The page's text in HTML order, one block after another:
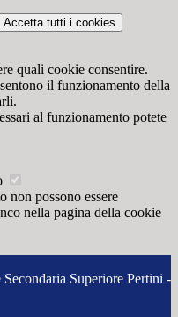
Accetta tutti i cookies
quali cookie consentire.
il funzionamento della
al funzionamento potete
non possono essere
nella pagina della cookie
Superiore Pertini -